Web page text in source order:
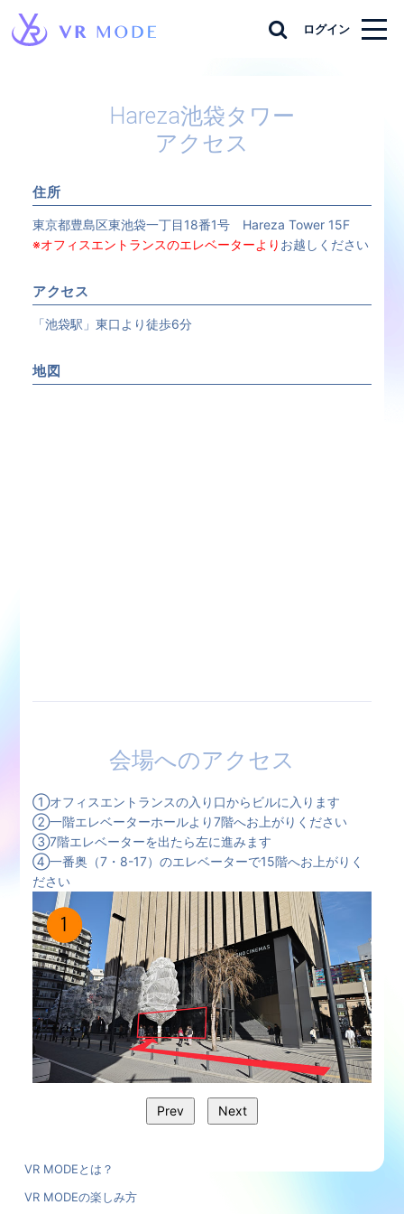
ログイン
Hareza池袋タワー
アクセス
住所
東京都豊島区東池袋一丁目18番1号 Hareza Tower 15F
※オフィスエントランスのエレベーターより お越しください
アクセス
「池袋駅」東口より徒歩6分
地図
会場へのアクセス
①オフィスエントランスの入り口からビルに入ります
②一階エレベーターホールより7階へお上がりください
③7階エレベーターを出たら左に進みます
④一番奥（7・8-17）のエレベーターで15階へお上がりく
ださい
Prev Next
VR MODEとは？
VR MODEの楽しみ方